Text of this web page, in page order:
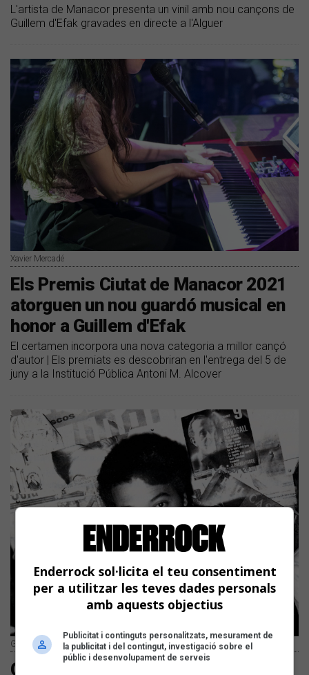
L'artista de Manacor presenta un vinil amb nou cançons de
Guillem d'Efak gravades en directe a l'Alguer
Xavier Mercadé
Els Premis Ciutat de Manacor 2021
atorguen un nou guardó musical en
honor a Guillem d'Efak
El certamen incorpora una nova categoria a millor cançó
d'autor | Els premiats es descobriran en l'entrega del 5 de
juny a la Institució Pública Antoni M. Alcover
Guillem d'Efak | Arxiu Mònica Pastor
Guillem d’Efak: el primer 'artista
Enderrock sol·licita el teu consentiment
per a utilitzar les teves dades personals
amb aquests objectius
Publicitat i continguts personalitzats, mesurament de
la publicitat i del contingut, investigació sobre el
públic i desenvolupament de serveis